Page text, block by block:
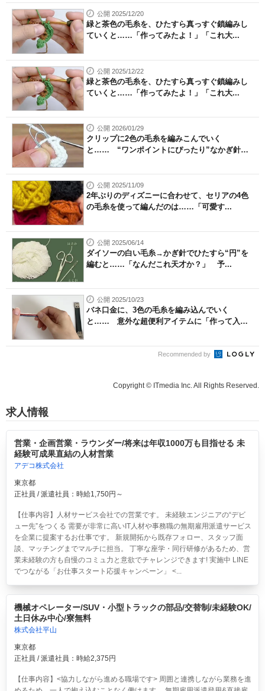
公開 2025/12/20
緑と茶色の毛糸を、ひたすら真っすぐ鎖編みし
ていくと……「作ってみたよ！」「これ大...
公開 2025/12/22
緑と茶色の毛糸を、ひたすら真っすぐ鎖編みし
ていくと……「作ってみたよ！」「これ大...
公開 2026/01/29
クリップに2色の毛糸を編みこんでいく
と…… “ワンポイントにぴったり”なかぎ針
公開 2025/11/09
2年ぶりのディズニーに合わせて、セリアの4色
の毛糸を使って編んだのは……「可愛す...
公開 2025/06/14
ダイソーの白い毛糸→かぎ針でひたすら“円”を
編むと……「なんだこれ天才か？」 予...
公開 2025/10/23
バネ口金に、3色の毛糸を編み込んでいく
と…… 意外な超便利アイテムに「作って入
Recommended by
Copyright © ITmedia Inc. All Rights Reserved.
求人情報
営業・企画営業・ラウンダー/将来は年収1000万も目指せる 未
経験可成果直結の人材営業
アデコ株式会社
東京都
正社員 / 派遣社員：時給1,750円～
【仕事内容】人材サービス会社での営業です。 未経験エンジニアの“デビ
ュー先”をつくる 需要が非常に高いIT人材や事務職の無期雇用派遣サービス
を企業に提案するお仕事です。 新規開拓から既存フォロー、スタッフ面
談、マッチングまでマルチに担当。 丁寧な座学・同行研修があるため、営
業未経験の方も自慢のコミュ力と意欲でチャレンジできます! 実施中 LINE
でつながる「お仕事スタート応援キャンペーン」 <...
機械オペレーター/SUV・小型トラックの部品/交替制/未経験OK/
土日休み中心/寮無料
株式会社平山
東京都
正社員 / 派遣社員：時給2,375円
【仕事内容】<協力しながら進める職場です> 周囲と連携しながら業務を進